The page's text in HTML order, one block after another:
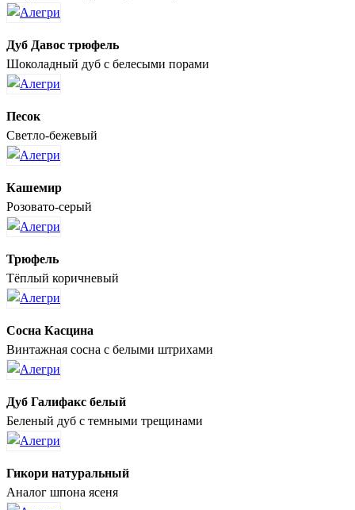
Дуб Давос трюфель
Шоколадный дуб с белесыми порами
Песок
Светло-бежевый
Кашемир
Розовато-серый
Трюфель
Тёплый коричневый
Сосна Касцина
Винтажная сосна с белыми штрихами
Дуб Галифакс белый
Беленый дуб с темными трещинами
Гикори натуральный
Аналог шпона ясеня